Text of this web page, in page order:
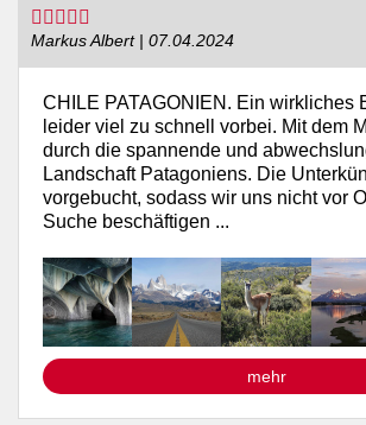
Markus Albert | 07.04.2024
CHILE PATAGONIEN. Ein wirkliches
leider viel zu schnell vorbei. Mit dem
durch die spannende und
Landschaft Patagoniens. Die
vorgebucht, sodass wir uns nicht vor